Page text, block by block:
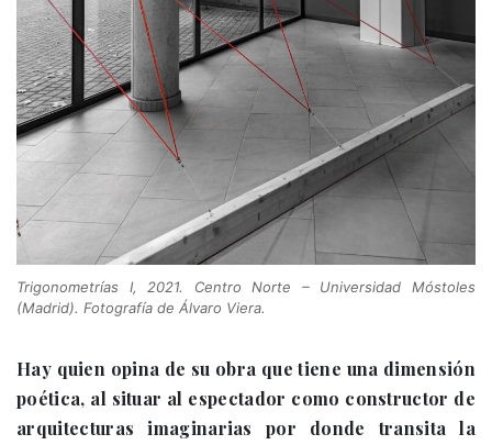
Trigonometrías I, 2021. Centro Norte – Universidad Móstoles
(Madrid). Fotografía de Álvaro Viera.
Hay quien opina de su obra que tiene una dimensión
poética, al situar al espectador como constructor de
arquitecturas imaginarias por donde transita la